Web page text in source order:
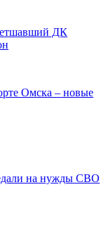
ДК
Омска – новые
на нужды СВО